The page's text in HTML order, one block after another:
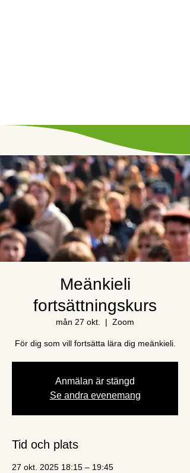
Meänkieli
fortsättningskurs
mån 27 okt.
  |
Zoom
För dig som vill fortsätta lära dig meänkieli.
Anmälan är stängd
Se andra evenemang
Tid och plats
27 okt. 2025 18:15 – 19:45